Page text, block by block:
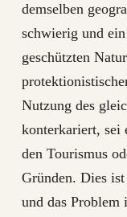
demselben
schwierig und
geschützten
Nutzung des
konterkariert, sei
den Tourismus
Gründen. Dies
und das Problem